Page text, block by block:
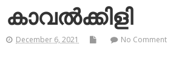
കാവല്‍ക്കിളി
December 6, 2021 No Comment